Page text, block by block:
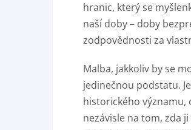
hranic, který se
naší doby – doby
zodpovědnosti za
Malba, jakkoliv by se
jedinečnou podstatu.
historického významu,
nezávisle na tom, zda